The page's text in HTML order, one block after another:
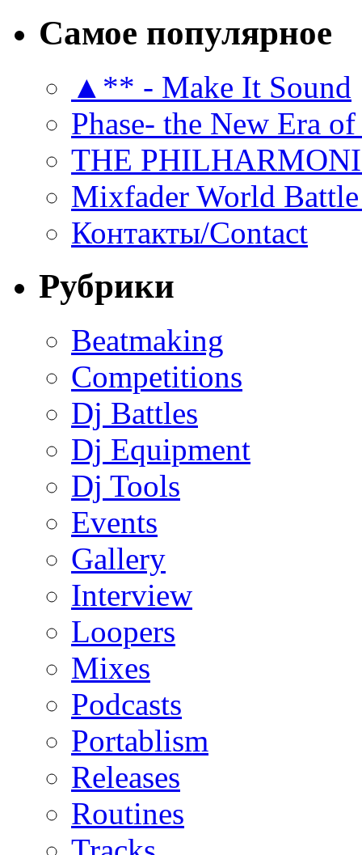
Самое популярное
▲** - Make It Sound
Phase- the New Era
THE
Mixfader World
Контакты/Contact
Рубрики
Beatmaking
Competitions
Dj Battles
Dj Equipment
Dj Tools
Events
Gallery
Interview
Loopers
Mixes
Podcasts
Portablism
Releases
Routines